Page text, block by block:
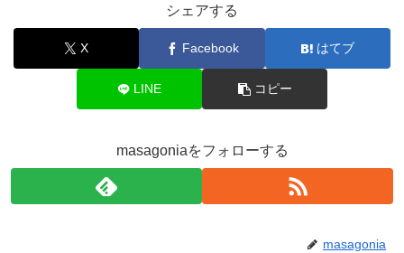
シェアする
X Facebook はてブ
LINE コピー
masagoniaをフォローする
masagonia